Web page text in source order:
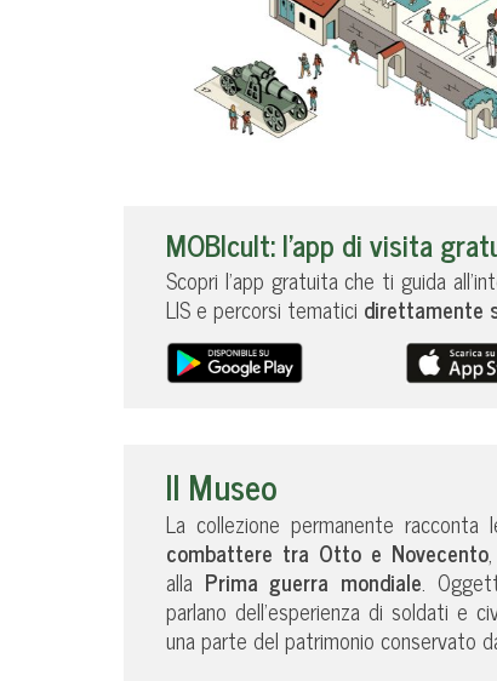
MOBIcult: l’app di visita
Scopri l’app gratuita che ti guida
LIS e percorsi tematici direttamente
Il Museo
La collezione permanente racconta
combattere tra Otto e Novecento
alla Prima guerra mondiale.
parlano dell’esperienza di soldati e
una parte del patrimonio conservato